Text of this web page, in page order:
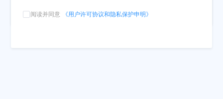
阅读并同意 《用户许可协议和隐私保护申明》